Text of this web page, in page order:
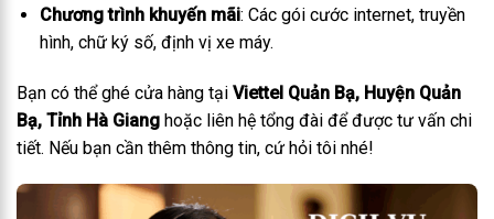
Chương trình khuyến mãi: Các gói cước internet, truyền
hình, chữ ký số, định vị xe máy.
Bạn có thể ghé cửa hàng tại Viettel Quản Bạ, Huyện Quản
Bạ, Tỉnh Hà Giang hoặc liên hệ tổng đài để được tư vấn chi
tiết. Nếu bạn cần thêm thông tin, cứ hỏi tôi nhé!